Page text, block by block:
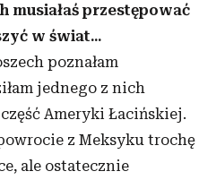
musiałaś przestępować
w świat...
poznałam
jednego z nich
Ameryki Łacińskiej.
z Meksyku trochę
ale ostatecznie